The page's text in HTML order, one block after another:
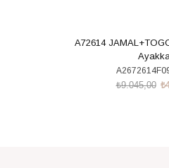
A72614
₺9.045,00